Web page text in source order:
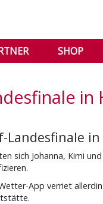
SHOP
in
sich Johanna, Kimi
App verriet